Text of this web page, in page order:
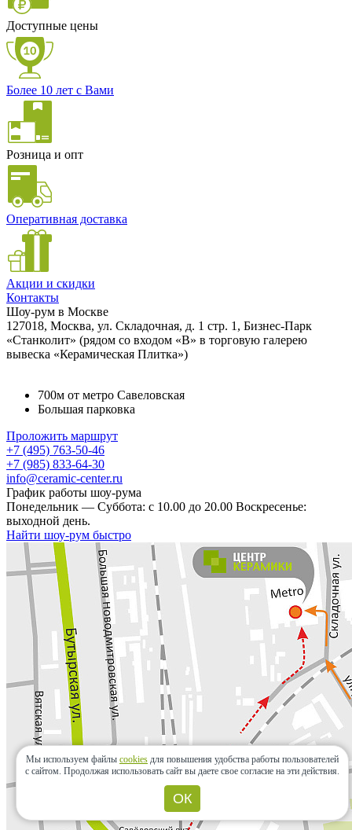
Доступные цены
Более 10 лет с Вами
Розница и опт
Оперативная доставка
Акции и скидки
Контакты
Шоу-рум в Москве
127018, Москва, ул. Складочная, д. 1 стр. 1, Бизнес-Парк
«Станколит» (рядом со входом «B» в торговую галерею
вывеска «Керамическая Плитка»)
700м от метро Савеловская
Большая парковка
Проложить маршрут
+7 (495) 763-50-46
+7 (985) 833-64-30
info@ceramic-center.ru
График работы шоу-рума
Понедельник — Суббота: с 10.00 до 20.00 Воскресенье:
выходной день.
Найти шоу-рум быстро
Мы используем файлы cookies для повышения удобства работы пользователей
с сайтом. Продолжая использовать сайт вы даете свое согласие на эти действия.
ОК